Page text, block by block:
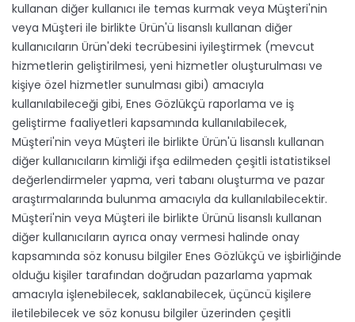
kullanan diğer kullanıcı ile temas kurmak veya Müşteri'nin
veya Müşteri ile birlikte Ürün'ü lisanslı kullanan diğer
kullanıcıların Ürün'deki tecrübesini iyileştirmek (mevcut
hizmetlerin geliştirilmesi, yeni hizmetler oluşturulması ve
kişiye özel hizmetler sunulması gibi) amacıyla
kullanılabileceği gibi, Enes Gözlükçü raporlama ve iş
geliştirme faaliyetleri kapsamında kullanılabilecek,
Müşteri'nin veya Müşteri ile birlikte Ürün'ü lisanslı kullanan
diğer kullanıcıların kimliği ifşa edilmeden çeşitli istatistiksel
değerlendirmeler yapma, veri tabanı oluşturma ve pazar
araştırmalarında bulunma amacıyla da kullanılabilecektir.
Müşteri'nin veya Müşteri ile birlikte Ürünü lisanslı kullanan
diğer kullanıcıların ayrıca onay vermesi halinde onay
kapsamında söz konusu bilgiler Enes Gözlükçü ve işbirliğinde
olduğu kişiler tarafından doğrudan pazarlama yapmak
amacıyla işlenebilecek, saklanabilecek, üçüncü kişilere
iletilebilecek ve söz konusu bilgiler üzerinden çeşitli